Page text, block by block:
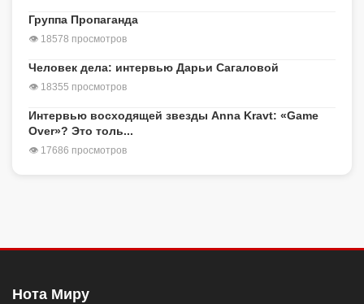
Группа Пропаганда
👁 18578 просмотров
Человек дела: интервью Дарьи Сагаловой
👁 18355 просмотров
Интервью восходящей звезды Anna Kravt: «Game
Over»? Это толь...
👁 17686 просмотров
Нота Миру